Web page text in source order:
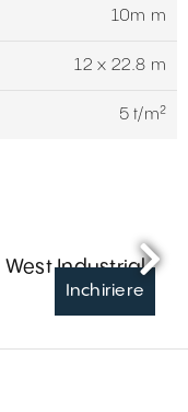
10m m
12 x 22.8 m
5 t/m²
Inchiriere
West Industrial